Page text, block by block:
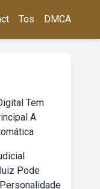
Tos DMCA
Tem
A
Pode